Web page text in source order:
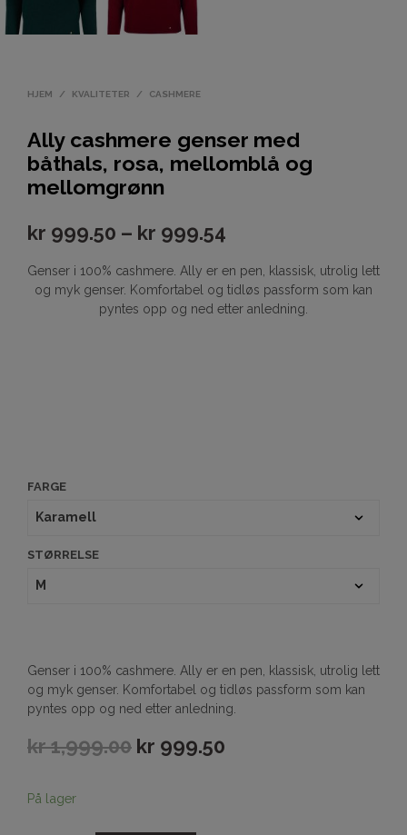
HJEM / KVALITETER / CASHMERE
Ally cashmere genser med
båthals, rosa, mellomblå og
mellomgrønn
kr 999.50 – kr 999.54
Genser i 100% cashmere. Ally er en pen, klassisk, utrolig lett
og myk genser. Komfortabel og tidløs passform som kan
pyntes opp og ned etter anledning.
FARGE
STØRRELSE
Genser i 100% cashmere. Ally er en pen, klassisk, utrolig lett
og myk genser. Komfortabel og tidløs passform som kan
pyntes opp og ned etter anledning.
kr1,999.00 kr 999.50
På lager